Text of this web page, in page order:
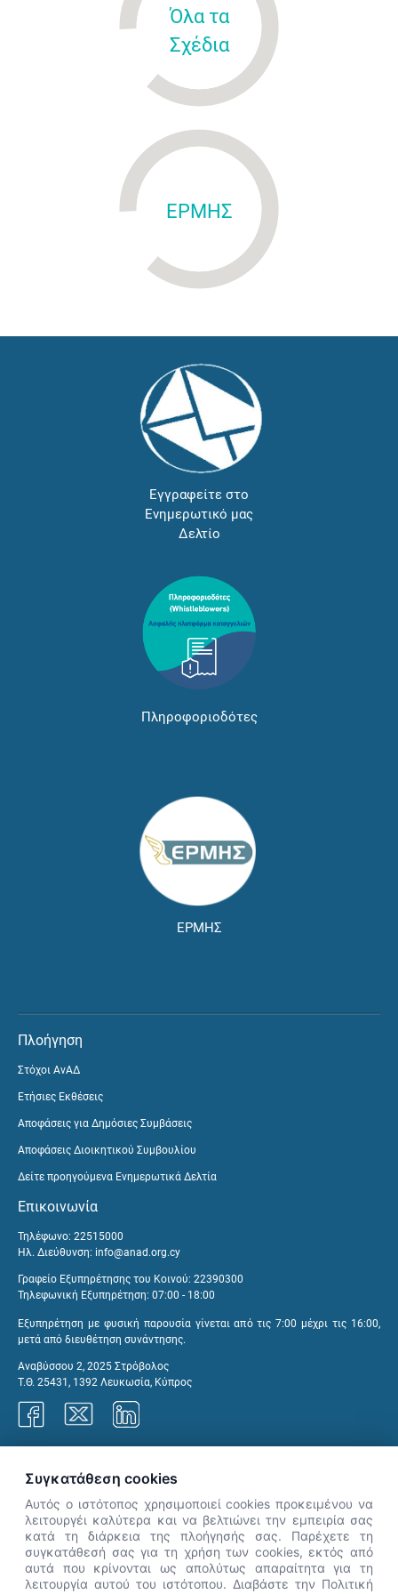
Όλα τα
Σχέδια
ΕΡΜΗΣ
Εγγραφείτε στο
Ενημερωτικό μας
Δελτίο
Πληροφοριοδότες
ΕΡΜΗΣ
Πλοήγηση
Στόχοι ΑνΑΔ
Ετήσιες Εκθέσεις
Αποφάσεις για Δημόσιες Συμβάσεις
Αποφάσεις Διοικητικού Συμβουλίου
Δείτε προηγούμενα Ενημερωτικά Δελτία
Επικοινωνία
Τηλέφωνο: 22515000
Ηλ. Διεύθυνση: info@anad.org.cy
Γραφείο Εξυπηρέτησης του Κοινού: 22390300
Τηλεφωνική Εξυπηρέτηση: 07:00 - 18:00
Εξυπηρέτηση με φυσική παρουσία γίνεται από τις 7:00 μέχρι τις 16:00,
μετά από διευθέτηση συνάντησης.
Αναβύσσου 2, 2025 Στρόβολος
Τ.Θ. 25431, 1392 Λευκωσία, Κύπρος
👋 Καλώς ήρθες! Είμαι η Νόησις.
Πες μου πώς μπορώ να σε βοηθήσω
Συγκατάθεση cookies
Αυτός ο ιστότοπος χρησιμοποιεί cookies προκειμένου να
λειτουργέι καλύτερα και να βελτιώνει την εμπειρία σας
κατά τη διάρκεια της πλοήγησής σας. Παρέχετε τη
συγκατάθεσή σας για τη χρήση των cookies, εκτός από
αυτά που κρίνονται ως απολύτως απαραίτητα για τη
λειτουργία αυτού του ιστότοπου. Διαβάστε την Πολιτική